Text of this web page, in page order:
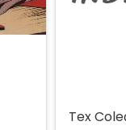
Tex